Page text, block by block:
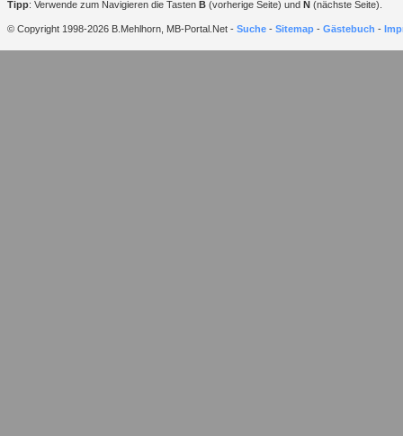
Tipp: Verwende zum Navigieren die Tasten B (vorherige Seite) und N (nächste Seite).
© Copyright 1998-2026 B.Mehlhorn, MB-Portal.Net - Suche - Sitemap - Gästebuch -